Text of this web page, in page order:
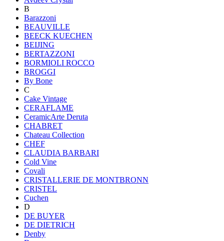
B
Barazzoni
BEAUVILLE
BEECK KUECHEN
BEIJING
BERTAZZONI
BORMIOLI ROCCO
BROGGI
By Bone
C
Cake Vintage
CERAFLAME
CeramicArte Deruta
CHABRET
Chateau Collection
CHEF
CLAUDIA BARBARI
Cold Vine
Covali
CRISTALLERIE DE MONTBRONN
CRISTEL
Cuchen
D
DE BUYER
DE DIETRICH
Denby